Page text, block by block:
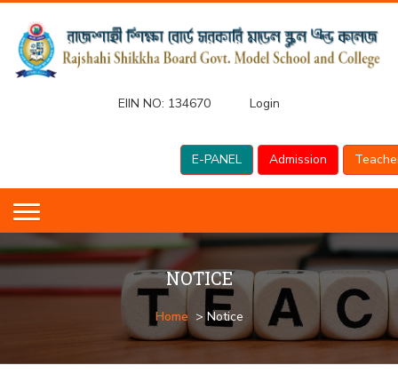
EIIN NO: 134670 Login
E-PANEL Admission
NOTICE
Home > Notice